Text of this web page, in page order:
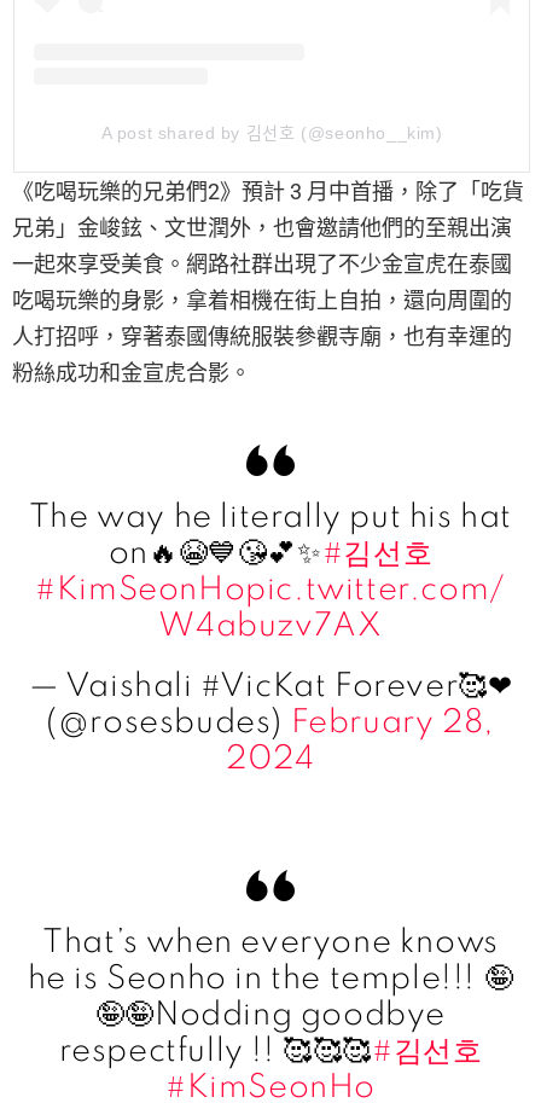
A post shared by 김선호 (@seonho__kim)
《吃喝玩樂的兄弟們2》預計 3 月中首播，除了「吃貨
兄弟」金峻鉉、文世潤外，也會邀請他們的至親出演
一起來享受美食。網路社群出現了不少金宣虎在泰國
吃喝玩樂的身影，拿着相機在街上自拍，還向周圍的
人打招呼，穿著泰國傳統服裝參觀寺廟，也有幸運的
粉絲成功和金宣虎合影。
The way he literally put his hat
on🔥😭💙😘💕✨#김선호
#KimSeonHopic.twitter.com/
W4abuzv7AX
— Vaishali #VicKat Forever🥰❤
(@rosesbudes) February 28,
2024
That’s when everyone knows
he is Seonho in the temple!!! 🤪
🤪🤪Nodding goodbye
respectfully !! 🥰🥰🥰#김선호
#KimSeonHo